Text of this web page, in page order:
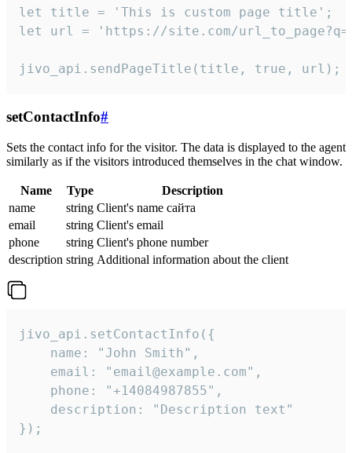
let title = 'This is custom page title';
let url = 'https://site.com/
jivo_api.sendPageTitle(title, true, url);
setContactInfo#
Sets the contact info for the visitor. The data is displayed to the agent
similarly as if the visitors introduced themselves in the chat window.
Name Type
Description
name
string Client's name сайта
email
string Client's email
phone
string Client's phone number
description string Additional information about the client
jivo_api.setContactInfo({
    name: "John Smith",
    email: "email@example.com",
    phone: "+14084987855",
    description: "Description text"
});